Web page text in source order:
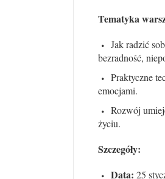
Tematyka
Jak radzić
bezradność,
Praktyczne
emocjami.
Rozwój
życiu.
Szczegóły:
Data: 25